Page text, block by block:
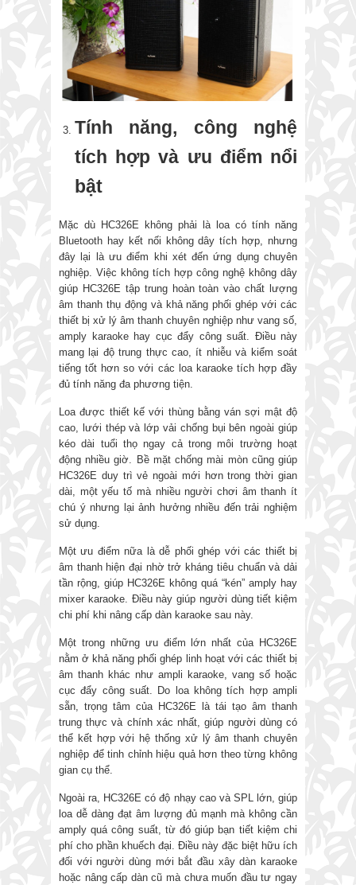
Tính năng, công nghệ
tích hợp và ưu điểm nổi
bật
Mặc dù HC326E không phải là loa có tính năng
Bluetooth hay kết nối không dây tích hợp, nhưng
đây lại là ưu điểm khi xét đến ứng dụng chuyên
nghiệp. Việc không tích hợp công nghệ không dây
giúp HC326E tập trung hoàn toàn vào chất lượng
âm thanh thụ động và khả năng phối ghép với các
thiết bị xử lý âm thanh chuyên nghiệp như vang số,
amply karaoke hay cục đẩy công suất. Điều này
mang lại độ trung thực cao, ít nhiễu và kiểm soát
tiếng tốt hơn so với các loa karaoke tích hợp đầy
đủ tính năng đa phương tiện.
Loa được thiết kế với thùng bằng ván sợi mật độ
cao, lưới thép và lớp vải chống bụi bên ngoài giúp
kéo dài tuổi thọ ngay cả trong môi trường hoạt
động nhiều giờ. Bề mặt chống mài mòn cũng giúp
HC326E duy trì vẻ ngoài mới hơn trong thời gian
dài, một yếu tố mà nhiều người chơi âm thanh ít
chú ý nhưng lại ảnh hưởng nhiều đến trải nghiệm
sử dụng.
Một ưu điểm nữa là dễ phối ghép với các thiết bị
âm thanh hiện đại nhờ trở kháng tiêu chuẩn và dải
tần rộng, giúp HC326E không quá “kén” amply hay
mixer karaoke. Điều này giúp người dùng tiết kiệm
chi phí khi nâng cấp dàn karaoke sau này.
Một trong những ưu điểm lớn nhất của HC326E
nằm ở khả năng phối ghép linh hoạt với các thiết bị
âm thanh khác như ampli karaoke, vang số hoặc
cục đẩy công suất. Do loa không tích hợp ampli
sẵn, trọng tâm của HC326E là tái tạo âm thanh
trung thực và chính xác nhất, giúp người dùng có
thể kết hợp với hệ thống xử lý âm thanh chuyên
nghiệp để tinh chỉnh hiệu quả hơn theo từng không
gian cụ thể.
Ngoài ra, HC326E có độ nhạy cao và SPL lớn, giúp
loa dễ dàng đạt âm lượng đủ mạnh mà không cần
amply quá công suất, từ đó giúp bạn tiết kiệm chi
phí cho phần khuếch đại. Điều này đặc biệt hữu ích
đối với người dùng mới bắt đầu xây dàn karaoke
hoặc nâng cấp dàn cũ mà chưa muốn đầu tư ngay